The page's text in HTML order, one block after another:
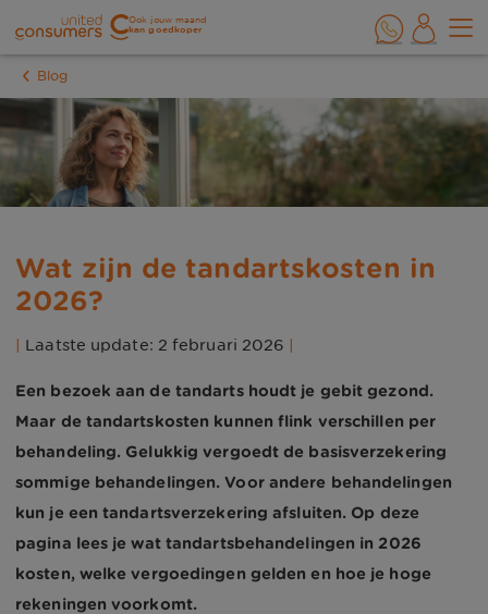
Ook jouw maand
kan goedkoper
Blog
Wat zijn de tandartskosten in
2026?
| Laatste update: 2 februari 2026 |
Een bezoek aan de tandarts houdt je gebit gezond.
Maar de tandartskosten kunnen flink verschillen per
behandeling. Gelukkig vergoedt de basisverzekering
sommige behandelingen. Voor andere behandelingen
kun je een tandartsverzekering afsluiten. Op deze
pagina lees je wat tandartsbehandelingen in 2026
kosten, welke vergoedingen gelden en hoe je hoge
rekeningen voorkomt.